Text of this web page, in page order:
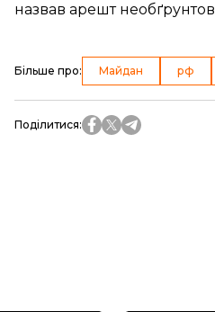
назвав арешт
Більше про: Майдан рф
Поділитися: